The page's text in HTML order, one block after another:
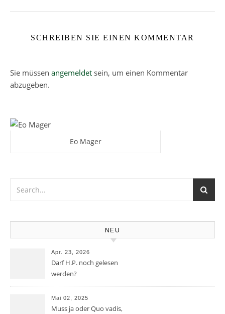
SCHREIBEN SIE EINEN KOMMENTAR
Sie müssen angemeldet sein, um einen Kommentar
abzugeben.
Eo Mager
NEU
Apr. 23, 2026
Darf H.P. noch gelesen
werden?
Mai 02, 2025
Muss ja oder Quo vadis,